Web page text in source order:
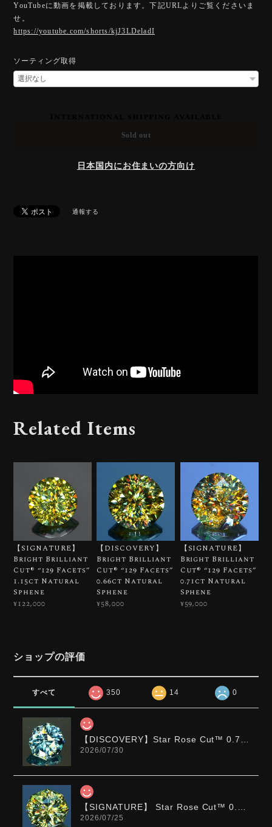
YouTubeに動画を掲載しております。下記URLよりご覧くださいま
せ。
https://youtube.com/shorts/kjJ3LDeladI
ソーティング取得
Sold out
日本国内にお住まいの方向け
通報する
Related Items
【SIGNATURE】
Bright Brilliant
Cut®︎ “129 Facets”
1.15ct Natural
Sphene
¥122,000
【DISCOVERY】
Bright Brilliant
Cut®︎ “129 Facets”
0.66ct Natural
Sphene
¥58,000
【SIGNATURE】
Bright Brilliant
Cut®︎ “129 Facets”
0.71ct Natural
Sphene
¥59,000
ショップの評価
すべて 350 14 0
【DISCOVERY】Star Rose Cut™️ 0.72ct Natural Blue Zircon
2026/07/30
【SIGNATURE】 Star Rose Cut™️ 0.48ct Natural Sphene
2026/07/25